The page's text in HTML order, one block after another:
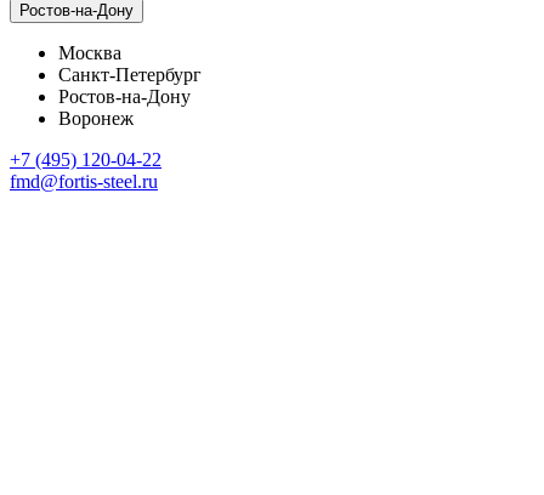
Ростов-на-Дону
Москва
Санкт-Петербург
Ростов-на-Дону
Воронеж
+7 (495) 120-04-22
fmd@fortis-steel.ru